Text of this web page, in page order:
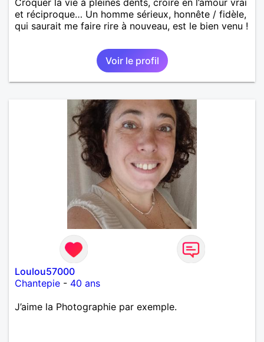
et réciproque… Un homme sérieux, honnête / fidèle,
qui saurait me faire rire à nouveau, est le bien venu !
Voir le profil
Loulou57000
Chantepie - 40 ans
J’aime la Photographie par exemple.